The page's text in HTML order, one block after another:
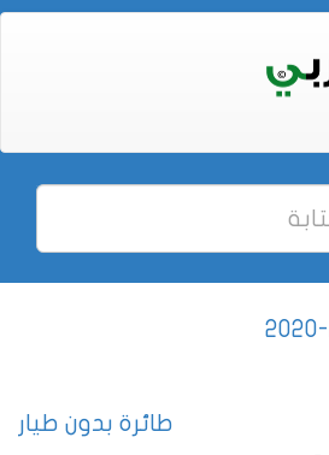
طائرة بدون طيار